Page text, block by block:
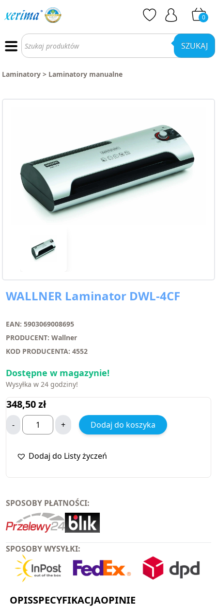
0
Wyszukiwarka
produktów SZUKAJ
Laminatory > Laminatory manualne
WALLNER Laminator DWL-4CF
EAN: 5903069008695
PRODUCENT: Wallner
KOD PRODUCENTA: 4552
Dostępne w magazynie!
Wysyłka w 24 godziny!
348,50zł
- + Dodaj do koszyka
Dodaj do Listy życzeń
SPOSOBY PŁATNOŚCI:
SPOSOBY WYSYŁKI:
OPISSPECYFIKACJAOPINIE